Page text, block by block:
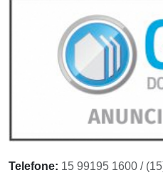
Telefone: 15 99195 1600 /